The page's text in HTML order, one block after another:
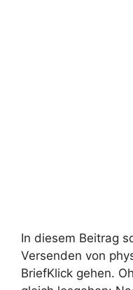
In diesem Beitrag
Versenden von
BriefKlick gehen.